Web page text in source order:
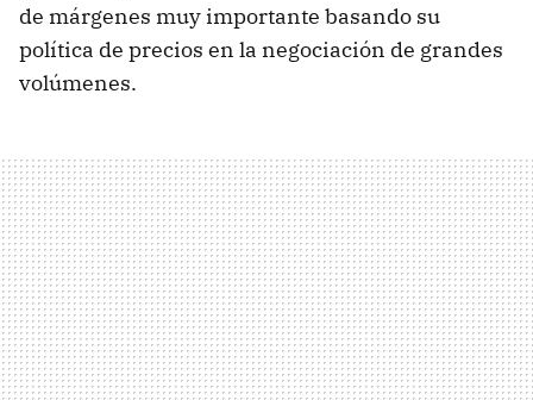
de márgenes muy importante basando su
política de precios en la negociación de grandes
volúmenes.